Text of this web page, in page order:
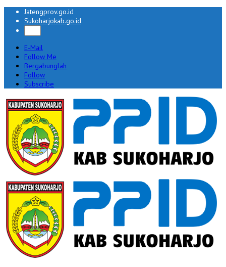
Jatengprov.go.id
Sukoharjokab.go.id
E-Mail
Follow Me
Bergabunglah
Follow
Subscribe